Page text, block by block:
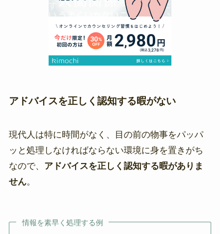
アドバイスを正しく認知する暇がない
現代人は特に時間がなく、目の前の物事をパッパ
ッと処理しなければならない環境に身を置きがち
なので、 アドバイスを正しく認知する暇がありま
せん。
情報を素早く処理する例